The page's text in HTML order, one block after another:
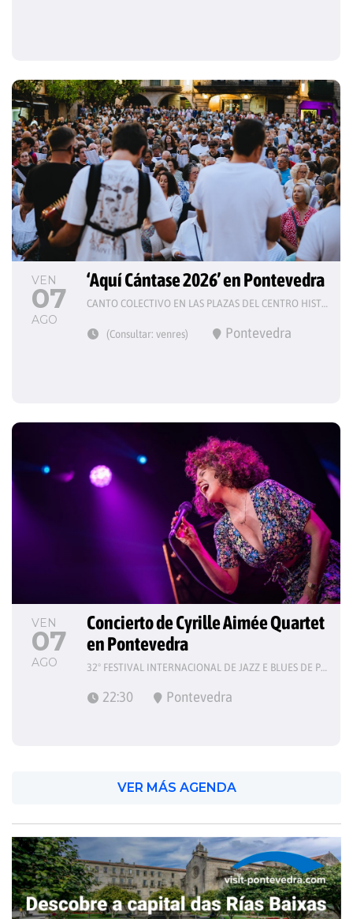
VEN
07
AGO
‘Aquí Cántase 2026’ en Pontevedra
CANTO COLECTIVO EN LAS PLAZAS DEL CENTRO HISTÓRICO
(Consultar: venres) Pontevedra
VEN
07
AGO
Concierto de Cyrille Aimée Quartet
en Pontevedra
32º FESTIVAL INTERNACIONAL DE JAZZ E BLUES DE PONTEVEDRA
22:30 Pontevedra
VER MÁS AGENDA